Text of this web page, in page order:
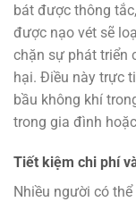
bát được thông
được nạo vét sẽ
chặn sự phát triển
hại. Điều này trực
bầu không khí
trong gia đình
Tiết kiệm chi phí
Nhiều người có